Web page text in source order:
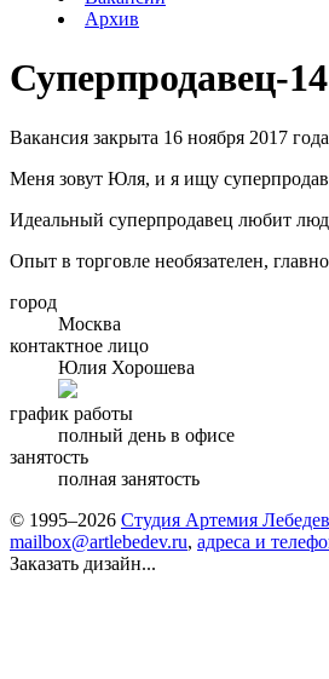
Архив
Суперпродавец-14
Вакансия закрыта 16 ноября 2017 года
Меня зовут Юля, и я ищу
Идеальный суперпродавец любит
Опыт в торговле необязателен,
город
Москва
контактное лицо
Юлия Хорошева
график работы
полный день в офисе
занятость
полная занятость
© 1995–2026 Студия Артемия
mailbox@artlebedev.ru, адреса и
Заказать дизайн...